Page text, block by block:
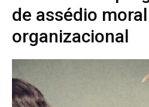
de assédio moral
organizacional